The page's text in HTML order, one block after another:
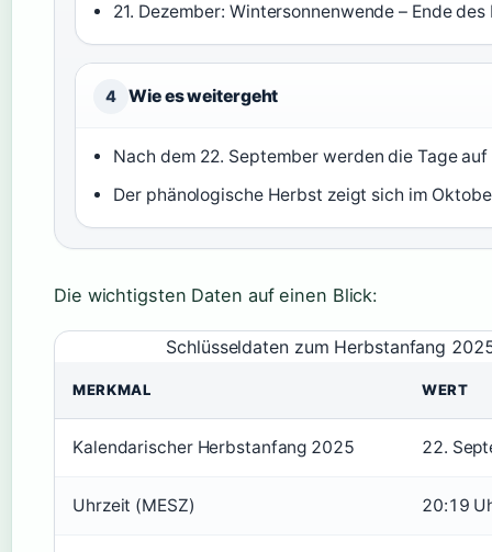
21. Dezember: Wintersonnenwende – Ende
4 Wie es weitergeht
Nach dem 22. September werden die Tage
Der phänologische Herbst zeigt sich im
Die wichtigsten Daten auf einen Blick:
Schlüsseldaten zum Herbstanfang
MERKMAL WERT
Kalendarischer Herbstanfang 2025 22.
Uhrzeit (MESZ) 20:19